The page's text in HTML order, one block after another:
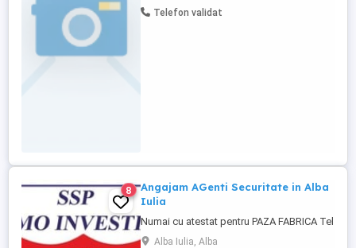
Telefon validat
8
Angajam AGenti Securitate in Alba
Iulia
Numai cu atestat pentru PAZA FABRICA Tel
Alba Iulia, Alba